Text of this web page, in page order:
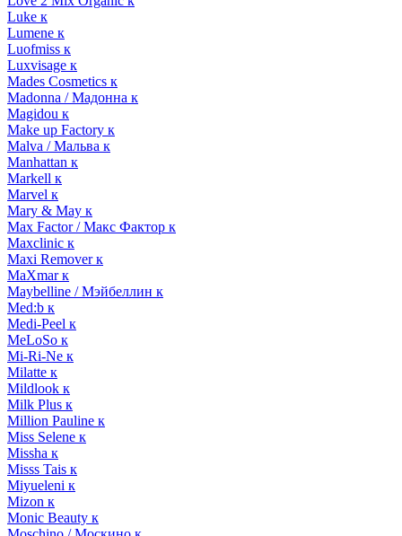
Luke к
Lumene к
Luofmiss к
Luxvisage к
Mades Cosmetics к
Madonna / Мадонна к
Magidou к
Make up Factory к
Malva / Мальва к
Manhattan к
Markell к
Marvel к
Mary & May к
Max Factor / Макс Фактор к
Maxclinic к
Maxi Remover к
MaXmar к
Maybelline / Мэйбеллин к
Med:b к
Medi-Peel к
MeLoSo к
Mi-Ri-Ne к
Milatte к
Mildlook к
Milk Plus к
Million Pauline к
Miss Selene к
Missha к
Misss Tais к
Miyueleni к
Mizon к
Monic Beauty к